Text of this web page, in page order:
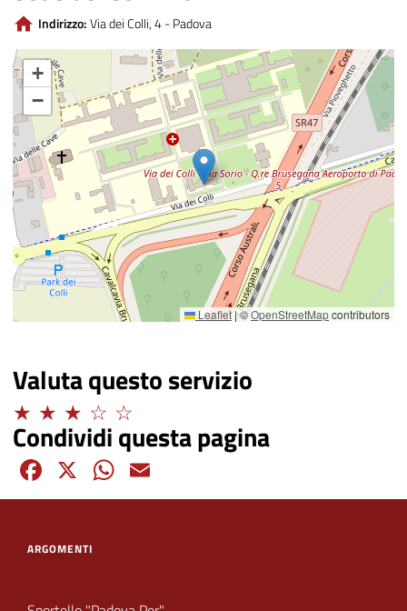
Indirizzo:Via dei Colli, 4 - Padova
+
−
Leaflet|©OpenStreetMapcontributors
Valuta questo servizio
Adeguato
Condividi questa pagina
Facebook
X WhatsApp
Email
ARGOMENTI